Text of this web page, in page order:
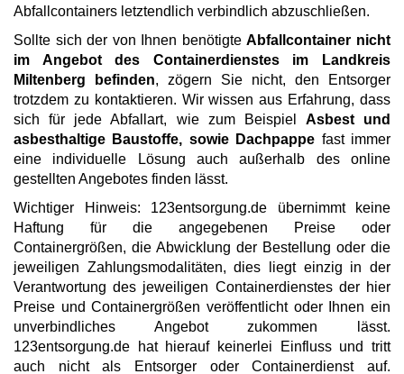
Abfallcontainers letztendlich verbindlich abzuschließen.
Sollte sich der von Ihnen benötigteAbfallcontainer nicht
im Angebot des Containerdienstes im Landkreis
Miltenberg befinden, zögern Sie nicht, den Entsorger
trotzdem zu kontaktieren. Wir wissen aus Erfahrung, dass
sich für jede Abfallart, wie zum Beispiel Asbest und
asbesthaltige Baustoffe, sowie Dachpappe fast immer
eine individuelle Lösung auch außerhalb des online
gestellten Angebotes finden lässt.
Wichtiger Hinweis: 123entsorgung.de übernimmt keine
Haftung für die angegebenen Preise oder
Containergrößen, die Abwicklung der Bestellung oder die
jeweiligen Zahlungsmodalitäten, dies liegt einzig in der
Verantwortung des jeweiligen Containerdienstes der hier
Preise und Containergrößen veröffentlicht oder Ihnen ein
unverbindliches Angebot zukommen lässt.
123entsorgung.de hat hierauf keinerlei Einfluss und tritt
auch nicht als Entsorger oder Containerdienst auf.